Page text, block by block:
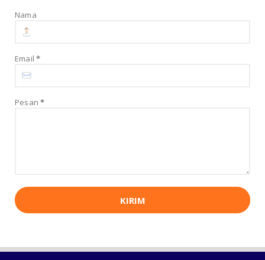
Polda Malut Gelar Turnamen Esports
Nama
Email*
Pesan*